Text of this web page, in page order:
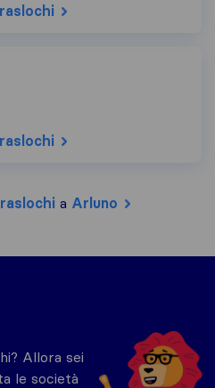
a Arluno
Allora sei
le società